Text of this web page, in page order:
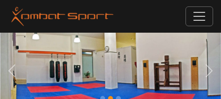
Precedente